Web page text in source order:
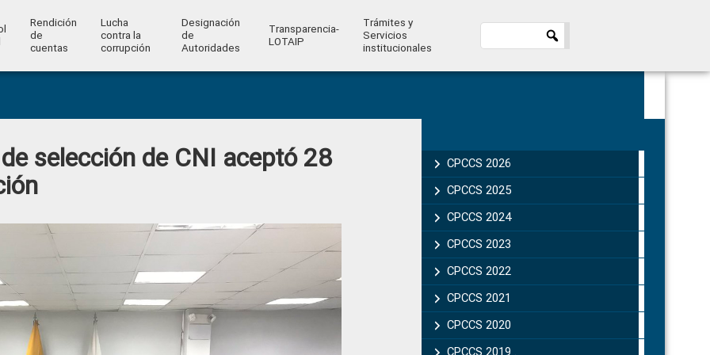
Rendición
de
cuentas
Lucha
contra la
corrupción
Designación
de
Autoridades
Transparencia-
LOTAIP
Trámites y
Servicios
institucionales
selección de CNI aceptó 28
Sidebar
CPCCS 2026
CPCCS 2025
CPCCS 2024
CPCCS 2023
CPCCS 2022
CPCCS 2021
CPCCS 2020
CPCCS 2019 .